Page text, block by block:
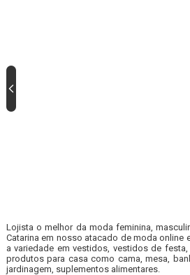
Lojista o melhor da moda feminina,
Catarina em nosso atacado de moda online
a variedade em vestidos, vestidos de
produtos para casa como cama, mesa,
jardinagem, suplementos alimentares.